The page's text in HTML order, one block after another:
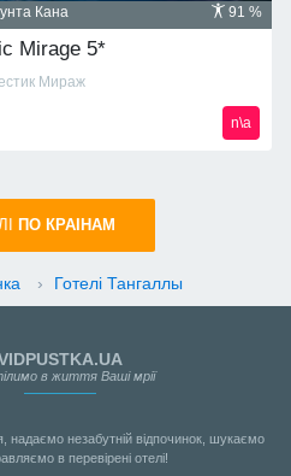
91 %
Кана
Mirage 5*
Мираж
n\a
ПО КРАIНАМ
› Готелі Тангаллы
в життя Ваші мрії
надаємо незабутній відпочинок, шукаємо
в перевірені отелі!